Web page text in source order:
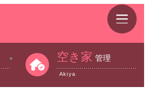
空き家 管理
Akiya